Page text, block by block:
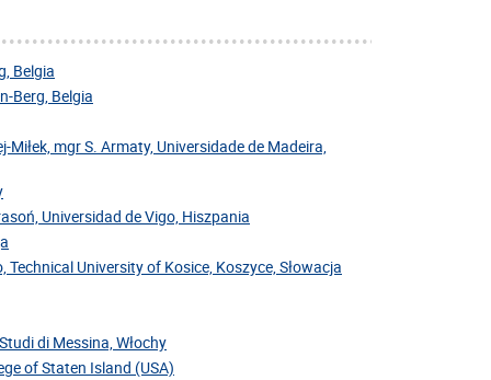
Belgia
Berg, Belgia
mgr S. Armaty, Universidade de Madeira,
Universidad de Vigo, Hiszpania
University of Kosice, Koszyce, Słowacja
di Messina, Włochy
of Staten Island (USA)